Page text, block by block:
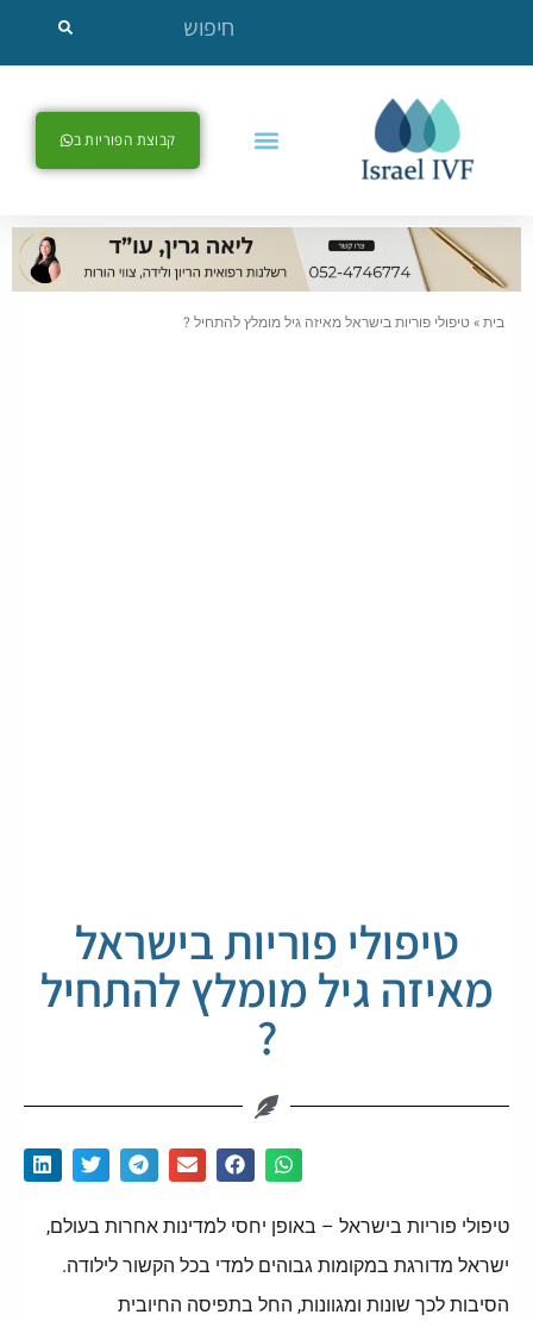
קבוצת הפוריות ב
בית» טיפולי פוריות בישראל מאיזה גיל מומלץ להתחיל ?
טיפולי פוריות בישראל
מאיזה גיל מומלץ להתחיל
?
טיפולי פוריות בישראל – באופן יחסי למדינות אחרות בעולם,
ישראל מדורגת במקומות גבוהים למדי בכל הקשור לילודה.
הסיבות לכך שונות ומגוונות, החל בתפיסה החיובית